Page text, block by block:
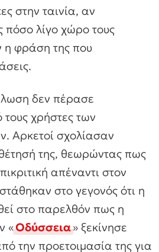
στην ταινία, αν
πόσο λίγο χώρο τους
η φράση της που
δεν πέρασε
χρήστες των
Αρκετοί σχολίασαν
της, θεωρώντας πως
απέναντι στον
στο γεγονός ότι η
στο παρελθόν πως η
«Οδύσσεια» ξεκίνησε
την προετοιμασία της για